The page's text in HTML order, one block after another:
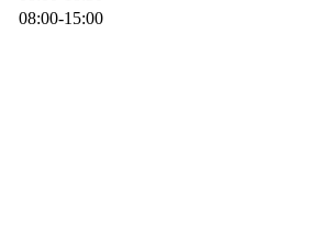
08:00-15:00